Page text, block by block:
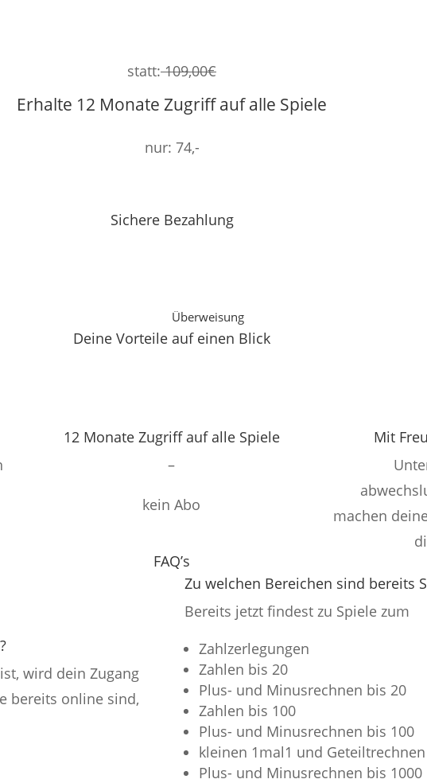
statt:109,00€
Erhalte 12 Monate Zugriff auf alle Spiele
nur: 74,-
Sichere Bezahlung
Überweisung
Deine Vorteile auf einen Blick
12 Monate Zugriff auf alle Spiele
–
kein Abo
Mit
machen
FAQ’s
wird dein Zugang
bereits online sind,
Zu welchen Bereichen sind bereits
Bereits jetzt findest zu Spiele zum
Zahlzerlegungen
Zahlen bis 20
Plus- und Minusrechnen bis 20
Zahlen bis 100
Plus- und Minusrechnen bis 100
kleinen 1mal1 und Geteiltrechnen
Plus- und Minusrechnen bis 1000